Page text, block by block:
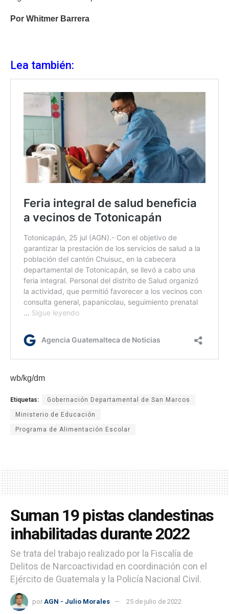
Por Whitmer Barrera
Lea también:
wb/kg/dm
Etiquetas: Gobernación Departamental de San Marcos
Ministerio de Educación
Programa de Alimentación Escolar
Suman 19 pistas clandestinas
inhabilitadas durante 2022
Se trata del trabajo realizado por la Fiscalía de
Delitos de Narcoactividad en coordinación con el
Ejército de Guatemala y la Policía Nacional Civil.
por AGN - Julio Morales 25 de julio de 2022